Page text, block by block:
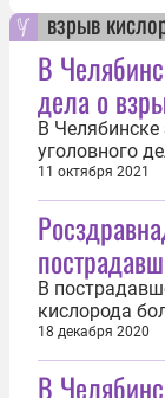
В
дела о
В
уголовного
возле
СМИ. Перед
ответить
Ему вменяют
REGNUM,
11 октября 2021
В
кислорода
нарушений.
вице-
Как пишет
18 декабря 2020
В